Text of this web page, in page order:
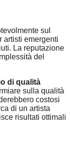
sul
artisti emergenti
La reputazione
del
di qualità
sulla qualità
costosi
di un artista
risultati ottimali